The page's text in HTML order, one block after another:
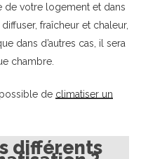
de votre logement et dans
fraîcheur et chaleur,
dans d’autres cas, il sera
chambre.
de climatiser un
différents